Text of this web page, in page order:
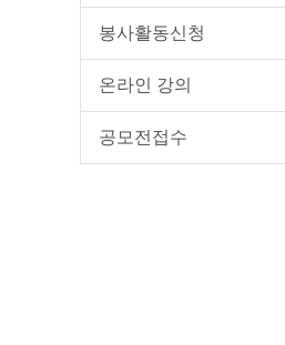
봉사활동신청
온라인 강의
공모전접수